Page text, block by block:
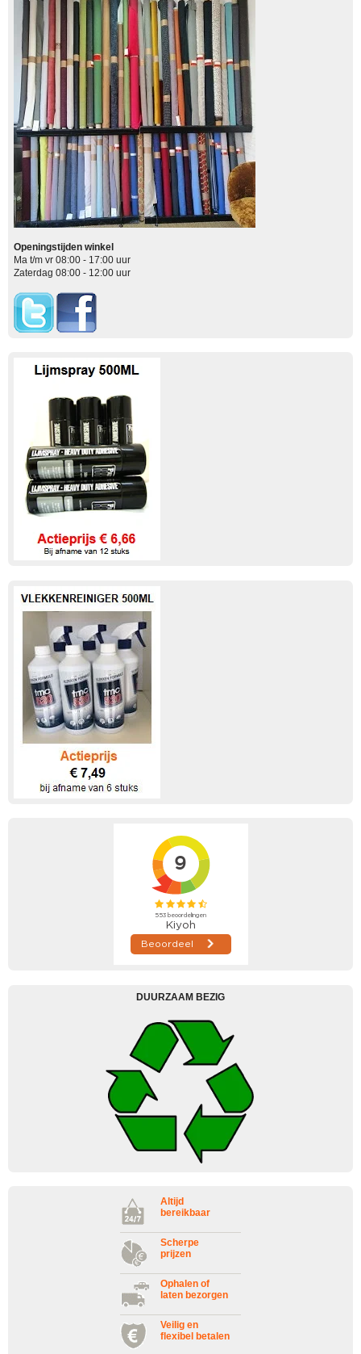
Openingstijden winkel
Ma t/m vr 08:00 - 17:00 uur
Zaterdag 08:00 - 12:00 uur
DUURZAAM BEZIG
Altijd
bereikbaar
Scherpe
prijzen
Ophalen of
laten bezorgen
Veilig en
flexibel betalen